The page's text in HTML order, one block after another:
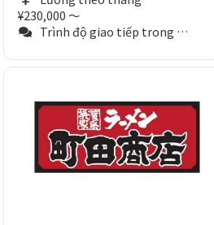
¥230,000 ～
Trình độ giao tiếp trong công việc (Tương đương N2)